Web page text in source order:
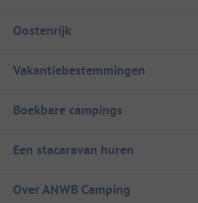
Oostenrijk
Vakantiebestemmingen
Boekbare campings
Een stacaravan huren
Over ANWB Camping